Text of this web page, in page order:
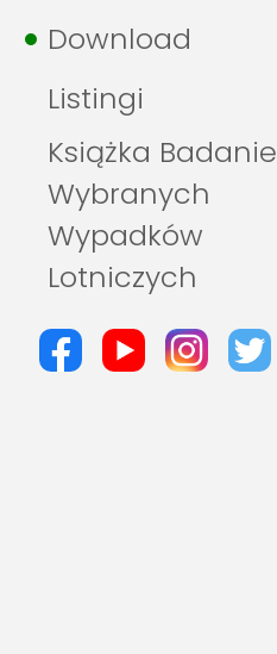
Download
Listingi
Książka Badanie
Wybranych
Wypadków
Lotniczych